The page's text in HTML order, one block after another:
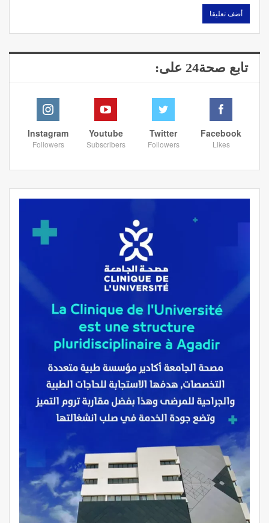
تابع صحة24 على:
Facebook
Likes
Twitter
Followers
Youtube
Subscribers
Instagram
Followers